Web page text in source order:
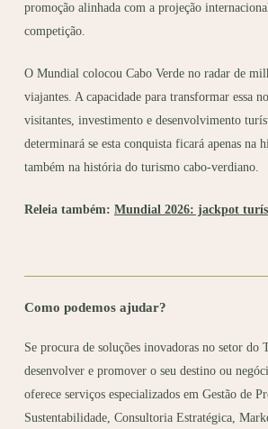
promoção alinhada com a projeção
competição.
O Mundial colocou Cabo Verde no radar de
viajantes. A capacidade para transformar essa
visitantes, investimento e desenvolvimento
determinará se esta conquista ficará apenas na
também na história do turismo cabo-verdiano.
Releia também: Mundial 2026: jackpot
Como podemos ajudar?
Se procura de soluções inovadoras no setor do
desenvolver e promover o seu destino ou
oferece serviços especializados em Gestão de
Sustentabilidade, Consultoria Estratégica,